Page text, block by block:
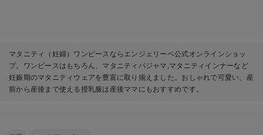
マタニティ（妊婦）ワンピースならエンジェリーベ公式オンラインショッ
プ。ワンピースはもちろん、マタニティパジャマ,マタニティインナーなど
妊娠期のマタニティウェアを豊富に取り揃えました。おしゃれで可愛い、産
前から産後まで使える授乳服は産後ママにもおすすめです。